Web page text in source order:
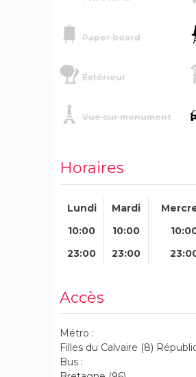
Paper board
Éxtérieur
Vue sur monument
Horaires
Lundi Mardi
10:00
10:00
23:00
23:00
Accès
Métro :
Filles du Calvaire (8)
Bus :